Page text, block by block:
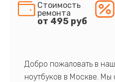
Стоимость
ремонта
от 495 руб
Добро пожаловать в
ноутбуков в Москве.